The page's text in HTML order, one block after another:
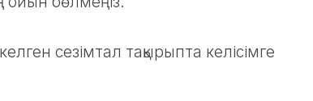
сезімтал тақырыпта келісімге